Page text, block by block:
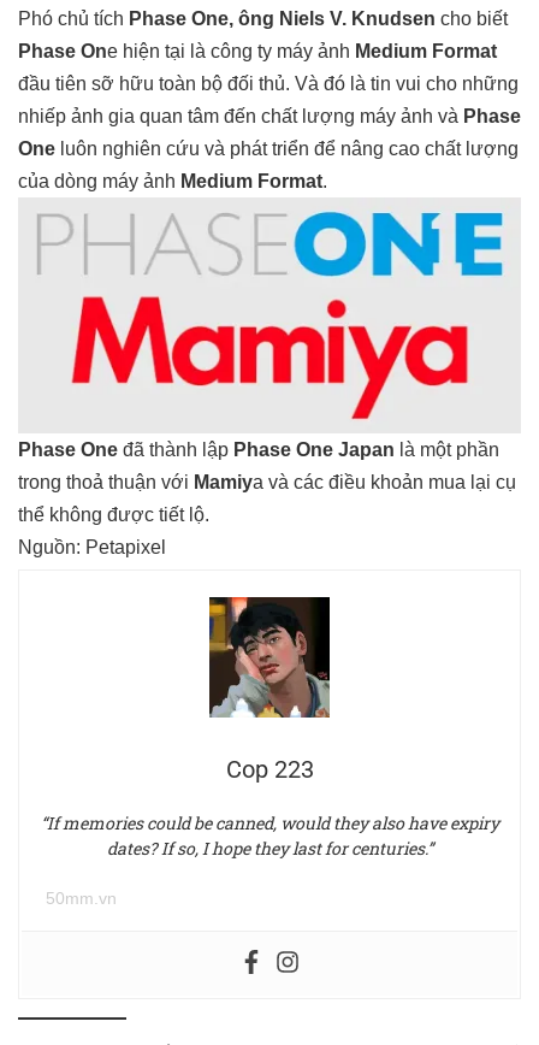
Phó chủ tích Phase One, ông Niels V. Knudsen cho biết
Phase One hiện tại là công ty máy ảnh Medium Format
đầu tiên sỡ hữu toàn bộ đối thủ. Và đó là tin vui cho những
nhiếp ảnh gia quan tâm đến chất lượng máy ảnh và Phase
One luôn nghiên cứu và phát triển để nâng cao chất lượng
của dòng máy ảnh Medium Format.
Phase One đã thành lập Phase One Japan là một phần
trong thoả thuận với Mamiya và các điều khoản mua lại cụ
thể không được tiết lộ.
Nguồn: Petapixel
Cop 223
“If memories could be canned, would they also have expiry
dates? If so, I hope they last for centuries.”
50mm.vn